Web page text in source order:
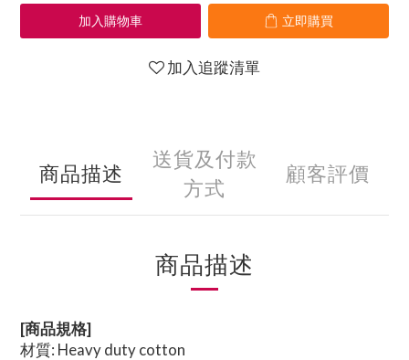
加入購物車 立即購買
加入追蹤清單
商品描述
送貨及付款
方式
顧客評價
商品描述
[商品規格]
材質: Heavy duty cotton